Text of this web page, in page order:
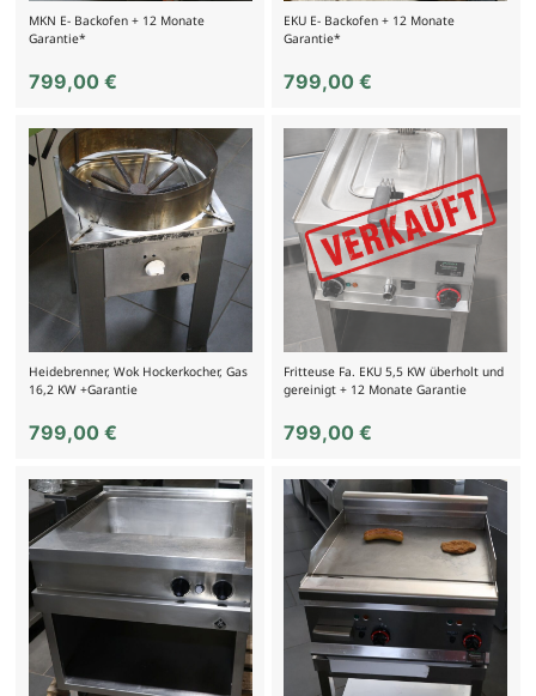
MKN E- Backofen + 12 Monate
Garantie*
799,00 €
EKU E- Backofen + 12 Monate
Garantie*
799,00€
Heidebrenner, Wok Hockerkocher, Gas
16,2 KW +Garantie
799,00 €
Fritteuse Fa. EKU 5,5 KW überholt und
gereinigt + 12 Monate Garantie
799,00€